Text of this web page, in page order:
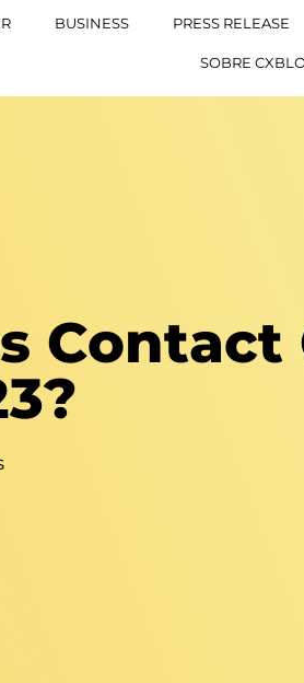
BUSINESS PRESS RELEASE
SOBRE
Contact